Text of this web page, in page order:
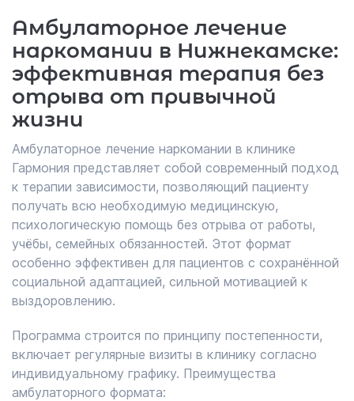
Амбулаторное лечение
наркомании в Нижнекамске:
эффективная терапия без
отрыва от привычной
жизни
Амбулаторное лечение наркомании в клинике
Гармония представляет собой современный подход
к терапии зависимости, позволяющий пациенту
получать всю необходимую медицинскую,
психологическую помощь без отрыва от работы,
учёбы, семейных обязанностей. Этот формат
особенно эффективен для пациентов с сохранённой
социальной адаптацией, сильной мотивацией к
выздоровлению.
Программа строится по принципу постепенности,
включает регулярные визиты в клинику согласно
индивидуальному графику. Преимущества
амбулаторного формата: